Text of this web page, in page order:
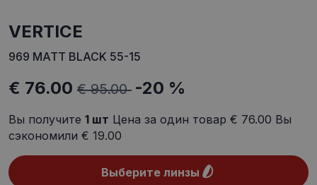
VERTICE
969 MATT BLACK 55-15
€ 76.00 € 95.00 -20 %
Вы получите 1 шт Цена за один товар € 76.00 Вы
сэкономили € 19.00
Выберите линзы